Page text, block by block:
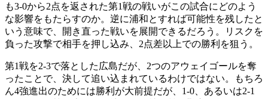
も3-0から2点を返された第1戦の戦いがこの試合にどのよう
な影響をもたらすのか。逆に浦和とすれば可能性を残したと
いう意味で、開き直った戦いを展開できるだろう。リスクを
負った攻撃で相手を押し込み、2点差以上での勝利を狙う。
第1戦を2-3で落とした広島だが、2つのアウェイゴールを奪
ったことで、決して追い込まれているわけではない。もちろ
ん4強進出のためには勝利が大前提だが、1-0、あるいは2-1